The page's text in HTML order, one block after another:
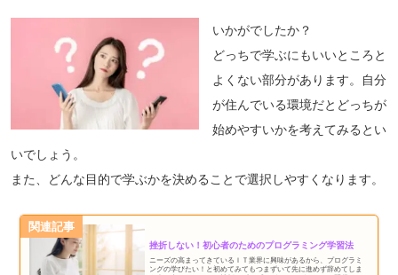
いかがでしたか？
どっちで学ぶにもいいところと
よくない部分があります。自分
が住んでいる環境だとどっちが
始めやすいかを考えてみるとい
いでしょう。
また、どんな目的で学ぶかを決めることで選択しやすくなります。
関連記事
挫折しない！初心者のためのプログラミング学習法
ニーズの高まってきているＩＴ業界に興味があるから、プログラミ
ングの学びたい！と初めてみてもつまずいて先に進めず辞めてしま